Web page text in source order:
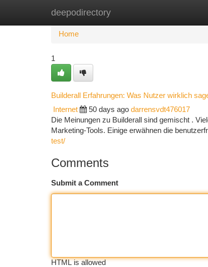
deepodirectory
Home New Site Listings
Home
1
Builderall Erfahrungen: Was Nutzer wirklich
Internet 50 days ago darrensvdt476017
Die Meinungen zu Builderall sind gemischt .
Marketing-Tools. Einige erwähnen die
test/
Comments
Submit a Comment
HTML is allowed